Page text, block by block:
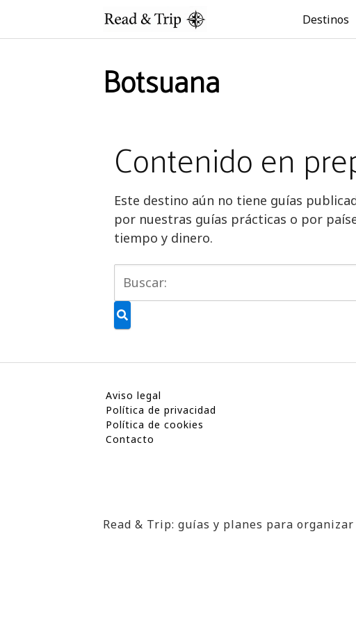
contenido
Destinos
Botsuana
Contenido en
Este destino aún no tiene guías
por nuestras guías prácticas o por
tiempo y dinero.
Aviso legal
Política de privacidad
Política de cookies
Contacto
Read & Trip: guías y planes para